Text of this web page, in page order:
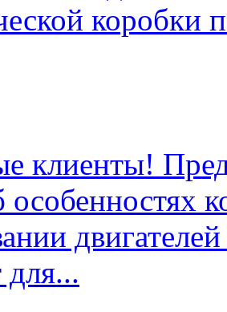
коробки
клиенты!
особенностях
для...